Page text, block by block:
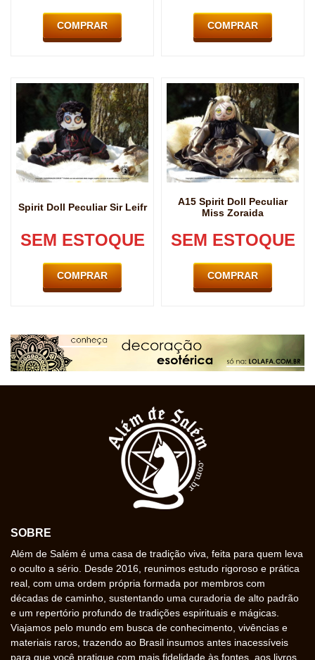
COMPRAR COMPRAR
Spirit Doll Peculiar Sir Leifr
SEM ESTOQUE
COMPRAR
A15 Spirit Doll Peculiar
Miss Zoraida
SEM ESTOQUE
COMPRAR
SOBRE
Além de Salém é uma casa de tradição viva, feita para quem leva
o oculto a sério. Desde 2016, reunimos estudo rigoroso e prática
real, com uma ordem própria formada por membros com
décadas de caminho, sustentando uma curadoria de alto padrão
e um repertório profundo de tradições espirituais e mágicas.
Viajamos pelo mundo em busca de conhecimento, vivências e
materiais raros, trazendo ao Brasil insumos antes inacessíveis
para que você pratique com mais fidelidade às fontes, aos livros